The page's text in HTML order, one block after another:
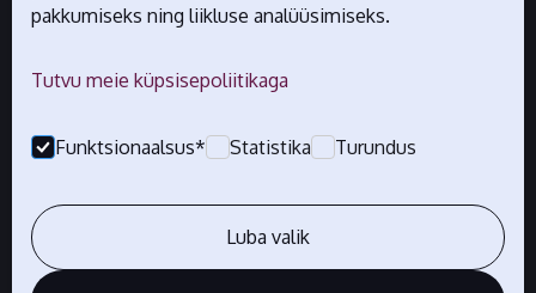
pakkumiseks ning liikluse analüüsimiseks.
Tutvu meie küpsisepoliitikaga
Funktsionaalsus* Statistika Turundus
Luba valik